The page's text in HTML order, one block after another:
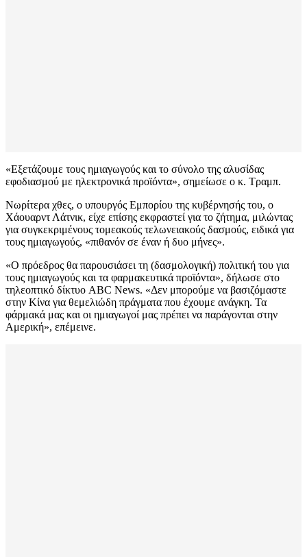
«Εξετάζουμε τους ημιαγωγούς και το σύνολο της αλυσίδας
εφοδιασμού με ηλεκτρονικά προϊόντα», σημείωσε ο κ. Τραμπ.
Νωρίτερα χθες, ο υπουργός Εμπορίου της κυβέρνησής του, ο
Χάουαρντ Λάτνικ, είχε επίσης εκφραστεί για το ζήτημα, μιλώντας
για συγκεκριμένους τομεακούς τελωνειακούς δασμούς, ειδικά για
τους ημιαγωγούς, «πιθανόν σε έναν ή δυο μήνες».
«Ο πρόεδρος θα παρουσιάσει τη (δασμολογική) πολιτική του για
τους ημιαγωγούς και τα φαρμακευτικά προϊόντα», δήλωσε στο
τηλεοπτικό δίκτυο ABC News. «Δεν μπορούμε να βασιζόμαστε
στην Κίνα για θεμελιώδη πράγματα που έχουμε ανάγκη. Τα
φάρμακά μας και οι ημιαγωγοί μας πρέπει να παράγονται στην
Αμερική», επέμεινε.